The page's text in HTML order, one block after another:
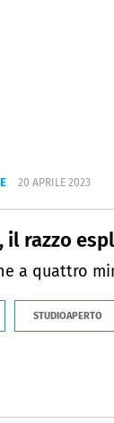
20 APRILE 2023
il razzo
a quattro
STUDIOAPERTO